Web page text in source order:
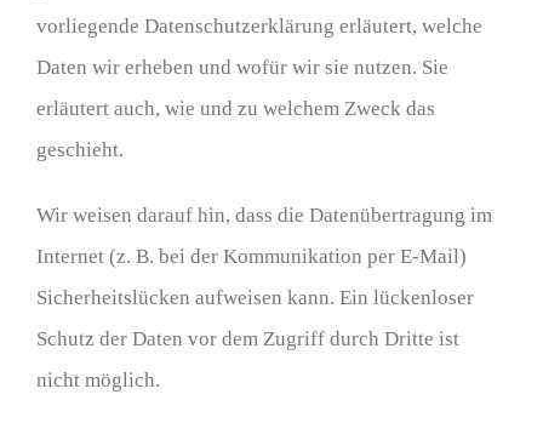
vorliegende Datenschutzerklärung erläutert, welche
Daten wir erheben und wofür wir sie nutzen. Sie
erläutert auch, wie und zu welchem Zweck das
geschieht.
Wir weisen darauf hin, dass die Datenübertragung im
Internet (z. B. bei der Kommunikation per E-Mail)
Sicherheitslücken aufweisen kann. Ein lückenloser
Schutz der Daten vor dem Zugriff durch Dritte ist
nicht möglich.